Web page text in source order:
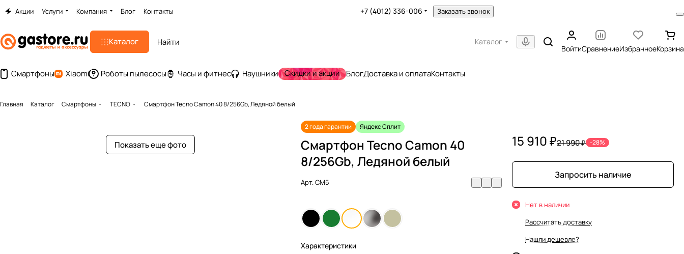
Акции Услуги Компания Блог Контакты +7 (4012) 336-006 Заказать звонок
Каталог Каталог
ВойтиСравнениеИзбранноеКорзина
Смартфоны Xiaomi Роботы пылесосы Часы и фитнес Наушники Скидки и акции БлогДоставка и оплатаКонтакты
Главная Каталог Смартфоны TECNO Смартфон Tecno Camon 40 8/256Gb, Ледяной белый
Показать еще фото
2 года гарантии Яндекс Сплит
Смартфон Tecno Camon 40
8/256Gb, Ледяной белый
Арт.CM5
Характеристики
15 910 ₽21 990 ₽ -28%
Запросить наличие
Нет в наличии
Рассчитать доставку
Нашли дешевле?